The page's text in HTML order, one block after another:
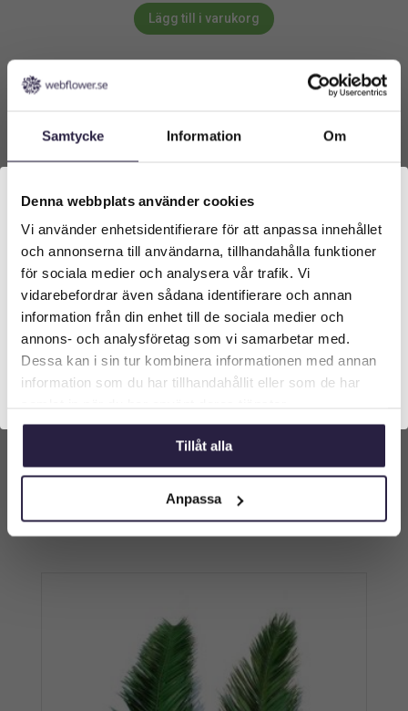
Samtycke Information Om
Denna webbplats använder cookies
Vi använder enhetsidentifierare för att anpassa innehållet
och annonserna till användarna, tillhandahålla funktioner
för sociala medier och analysera vår trafik. Vi
vidarebefordrar även sådana identifierare och annan
information från din enhet till de sociala medier och
annons- och analysföretag som vi samarbetar med.
Dessa kan i sin tur kombinera informationen med annan
information som du har tillhandahållit eller som de har
Tillåt alla
Anpassa
Lägg till i varukorg
Vindskydd | Pil 90 cm
549kr
Lägg till i varukorg
Välkommen till Webflower
Vilken typ av kund är du? Du kan alltid justera ditt val
längst upp på sidan.
Företagskund (exkl. moms)
Privatkund (inkl. moms)